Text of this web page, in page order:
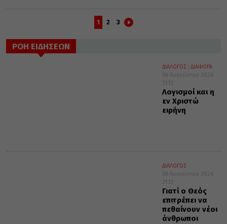
1 2 3
ΡΟΗ ΕΙΔΗΣΕΩΝ
ΔΙΑΛΟΓΟΣ
ΔΙΑΦΟΡΑ
08 Αυγούστου 2026
21:12
Λογισμοί και η
εν Χριστώ
ειρήνη
ΔΙΑΛΟΓΟΣ
08 Αυγούστου 2026
21:12
Γιατί ο Θεός
επιτρέπει να
πεθαίνουν νέοι
άνθρωποι